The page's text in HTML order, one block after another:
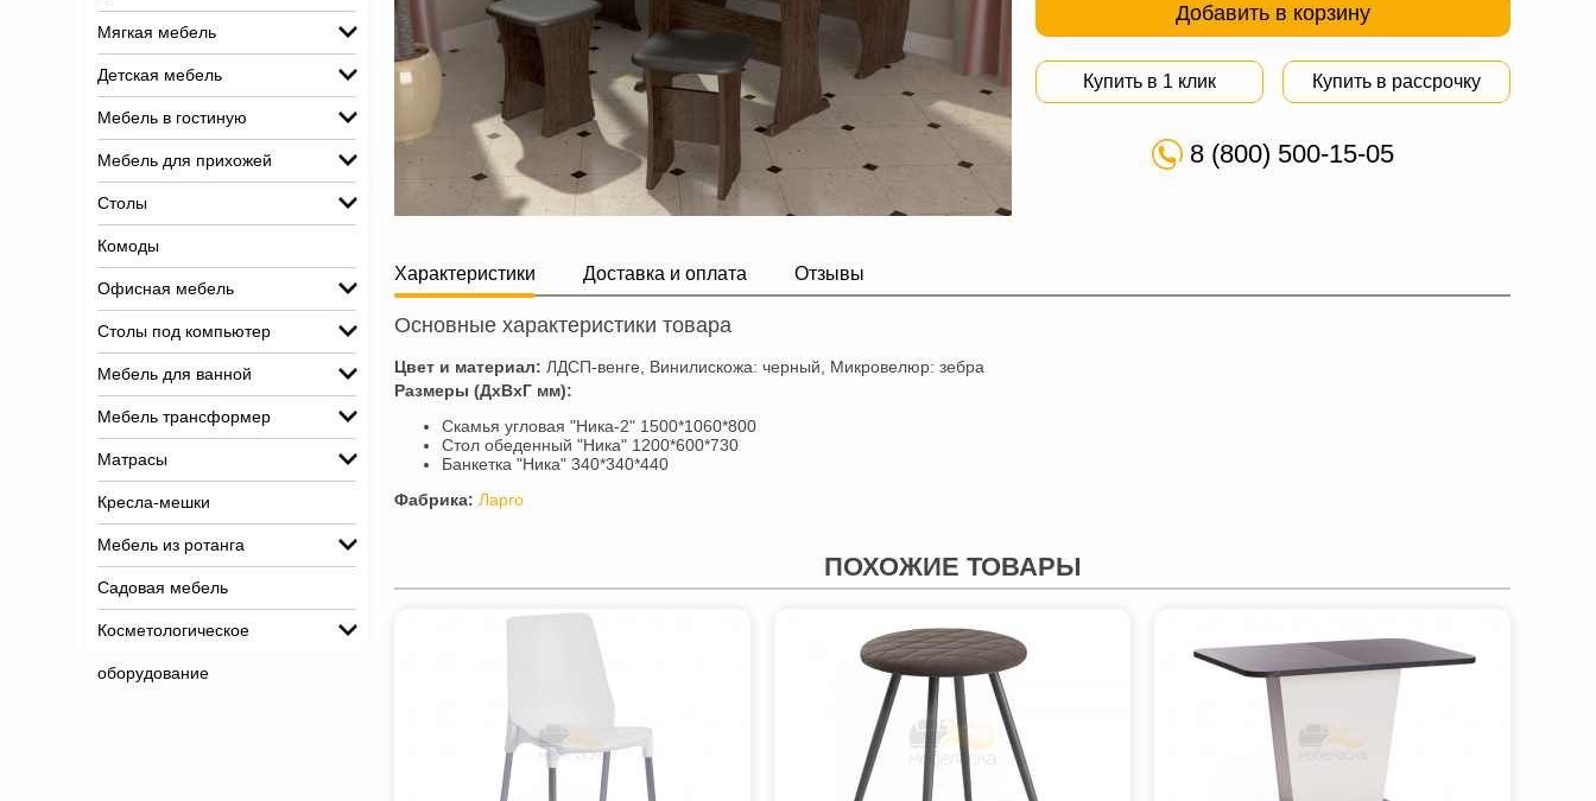
Мягкая мебель
Детская мебель
Мебель в гостиную
Мебель для прихожей
Столы
Комоды
Офисная мебель
Столы под компьютер
Мебель для ванной
Мебель трансформер
Матрасы
Кресла-мешки
Мебель из ротанга
Садовая мебель
Косметологическое
оборудование
Добавить в корзину
Купить в 1 клик Купить в рассрочку
8 (800) 500-15-05
Характеристики Доставка и оплата Отзывы
Основные характеристики товара
Цвет и материал: ЛДСП-венге, Винилискожа: черный, Микровелюр: зебра
Размеры (ДхВхГ мм):
Скамья угловая "Ника-2" 1500*1060*800
Стол обеденный "Ника" 1200*600*730
Банкетка "Ника" 340*340*440
Фабрика: Ларго
ПОХОЖИЕ ТОВАРЫ